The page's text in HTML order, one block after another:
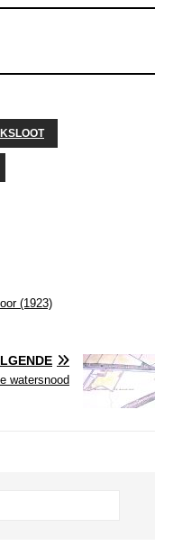
(1923)
watersnood